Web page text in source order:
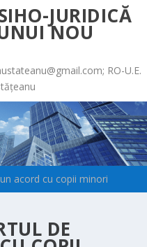
JURIDICĂ
NOU
; RO-U.E.
acord cu copii minori
DE